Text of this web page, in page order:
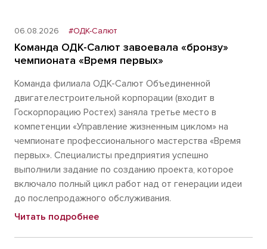
06.08.2026 #ОДК-Салют
Команда ОДК-Салют завоевала «бронзу»
чемпионата «Время первых»
Команда филиала ОДК-Салют Объединенной
двигателестроительной корпорации (входит в
Госкорпорацию Ростех) заняла третье место в
компетенции «Управление жизненным циклом» на
чемпионате профессионального мастерства «Время
первых». Специалисты предприятия успешно
выполнили задание по созданию проекта, которое
включало полный цикл работ над от генерации идеи
до послепродажного обслуживания.
Читать подробнее